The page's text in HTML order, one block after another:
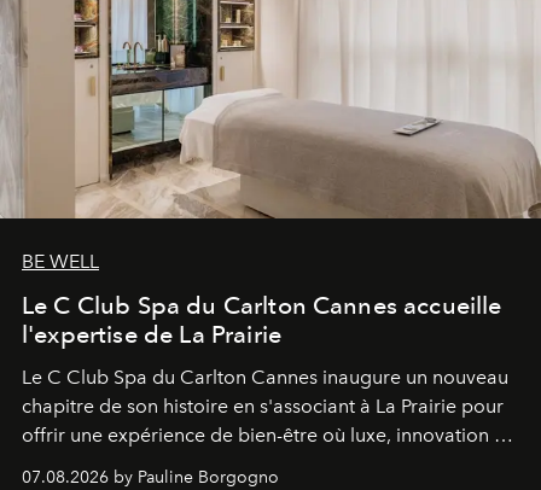
BE WELL
Le C Club Spa du Carlton Cannes accueille
l'expertise de La Prairie
Le C Club Spa du Carlton Cannes inaugure un nouveau
chapitre de son histoire en s'associant à La Prairie pour
offrir une expérience de bien-être où luxe, innovation et
expertise se rencontrent.
07.08.2026 by Pauline Borgogno